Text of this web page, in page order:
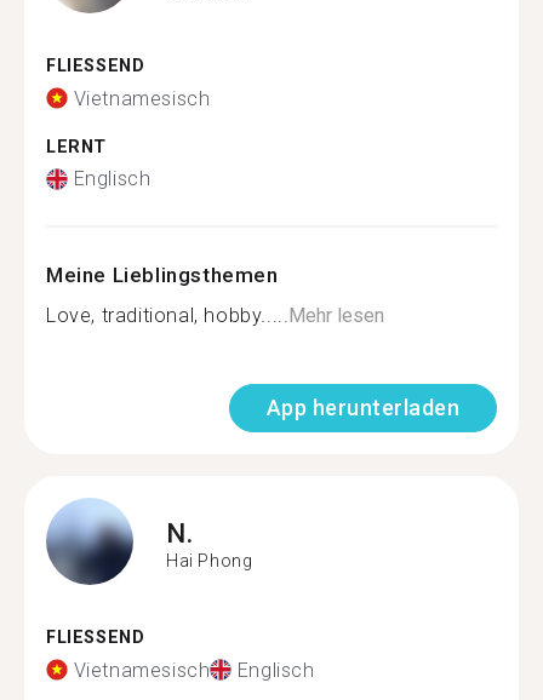
FLIESSEND
Vietnamesisch
LERNT
Englisch
Meine Lieblingsthemen
Love, traditional, hobby.....Mehr lesen
App herunterladen
N.
Hai Phong
FLIESSEND
Vietnamesisch Englisch